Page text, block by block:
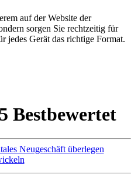
auf der Website der
sorgen Sie rechtzeitig für
jedes Gerät das richtige Format.
Bestbewertet
Neugeschäft überlegen